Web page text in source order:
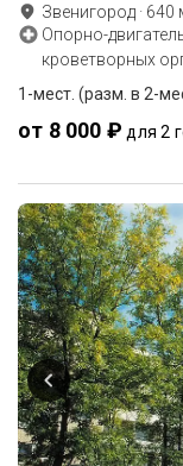
Звенигород · 640
Опорно-
кроветворных
1-мест. (разм. в 2-
от 8 000 ₽ для 2